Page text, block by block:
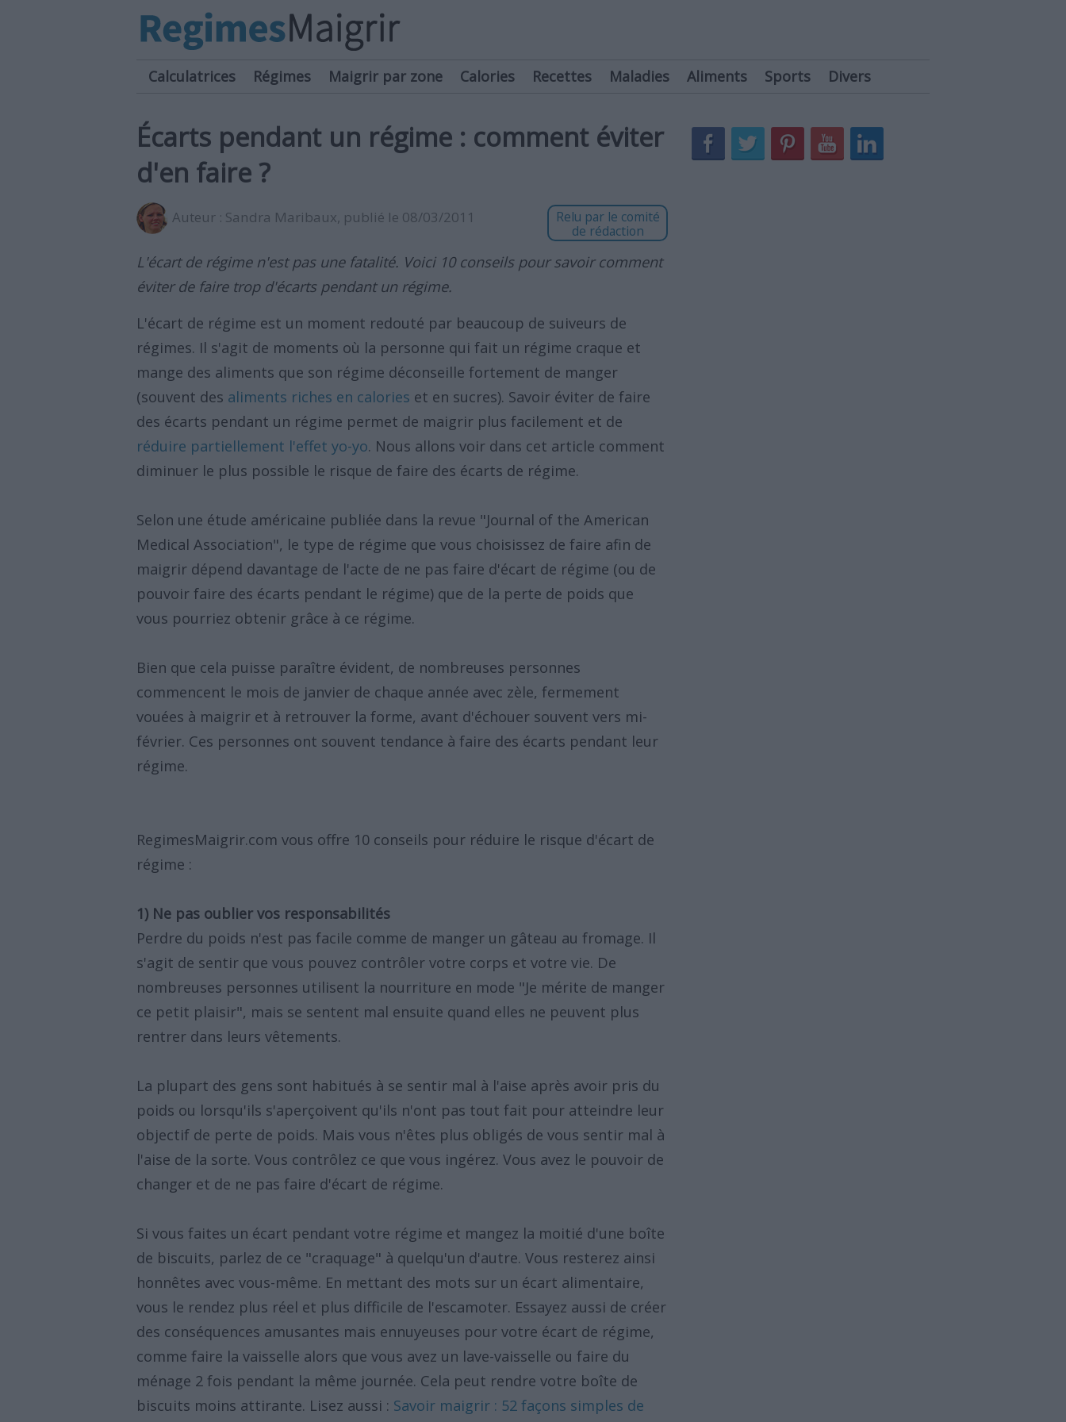
Calculatrices Régimes Maigrir par zone Calories Recettes Maladies Aliments Sports Divers
Écarts pendant un régime : comment éviter
d'en faire ?
Auteur : Sandra Maribaux, publié le 08/03/2011
Relu par le comité
de rédaction
L'écart de régime n'est pas une fatalité. Voici 10 conseils pour savoir comment
éviter de faire trop d'écarts pendant un régime.
L'écart de régime est un moment redouté par beaucoup de suiveurs de
régimes. Il s'agit de moments où la personne qui fait un régime craque et
mange des aliments que son régime déconseille fortement de manger
(souvent des aliments riches en calories et en sucres). Savoir éviter de faire
des écarts pendant un régime permet de maigrir plus facilement et de
réduire partiellement l'effet yo-yo. Nous allons voir dans cet article comment
diminuer le plus possible le risque de faire des écarts de régime.
Selon une étude américaine publiée dans la revue "Journal of the American
Medical Association", le type de régime que vous choisissez de faire afin de
maigrir dépend davantage de l'acte de ne pas faire d'écart de régime (ou de
pouvoir faire des écarts pendant le régime) que de la perte de poids que
vous pourriez obtenir grâce à ce régime.
Bien que cela puisse paraître évident, de nombreuses personnes
commencent le mois de janvier de chaque année avec zèle, fermement
vouées à maigrir et à retrouver la forme, avant d'échouer souvent vers mi-
février. Ces personnes ont souvent tendance à faire des écarts pendant leur
régime.
RegimesMaigrir.com vous offre 10 conseils pour réduire le risque d'écart de
régime :
1) Ne pas oublier vos responsabilités
Perdre du poids n'est pas facile comme de manger un gâteau au fromage. Il
s'agit de sentir que vous pouvez contrôler votre corps et votre vie. De
nombreuses personnes utilisent la nourriture en mode "Je mérite de manger
ce petit plaisir", mais se sentent mal ensuite quand elles ne peuvent plus
rentrer dans leurs vêtements.
La plupart des gens sont habitués à se sentir mal à l'aise après avoir pris du
poids ou lorsqu'ils s'aperçoivent qu'ils n'ont pas tout fait pour atteindre leur
objectif de perte de poids. Mais vous n'êtes plus obligés de vous sentir mal à
l'aise de la sorte. Vous contrôlez ce que vous ingérez. Vous avez le pouvoir de
changer et de ne pas faire d'écart de régime.
Si vous faites un écart pendant votre régime et mangez la moitié d'une boîte
de biscuits, parlez de ce "craquage" à quelqu'un d'autre. Vous resterez ainsi
honnêtes avec vous-même. En mettant des mots sur un écart alimentaire,
vous le rendez plus réel et plus difficile de l'escamoter. Essayez aussi de créer
des conséquences amusantes mais ennuyeuses pour votre écart de régime,
comme faire la vaisselle alors que vous avez un lave-vaisselle ou faire du
ménage 2 fois pendant la même journée. Cela peut rendre votre boîte de
biscuits moins attirante. Lisez aussi : Savoir maigrir : 52 façons simples de